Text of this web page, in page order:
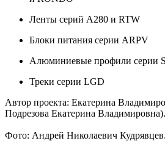
Ленты серий A280 и RTW
Блоки питания серии ARPV
Алюминиевые профили серии
Треки серии LGD
Автор проекта: Екатерина
Подрезова Екатерина Владимировна).
Фото: Андрей Николаевич Кудрявцев.